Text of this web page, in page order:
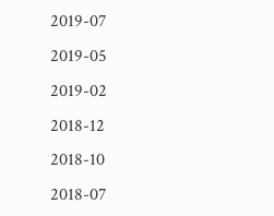
2019-07
2019-05
2019-02
2018-12
2018-10
2018-07